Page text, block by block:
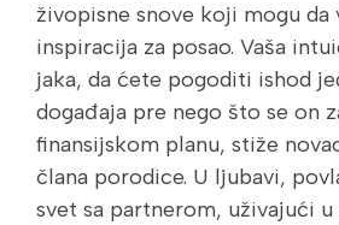
živopisne snove koji mogu da
inspiracija za posao. Vaša
jaka, da ćete pogoditi ishod
događaja pre nego što se on
finansijskom planu, stiže
člana porodice. U ljubavi,
svet sa partnerom, uživajući